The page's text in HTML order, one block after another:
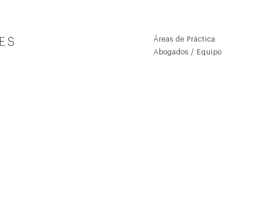
Áreas de Práctica
Abogados / Equipo